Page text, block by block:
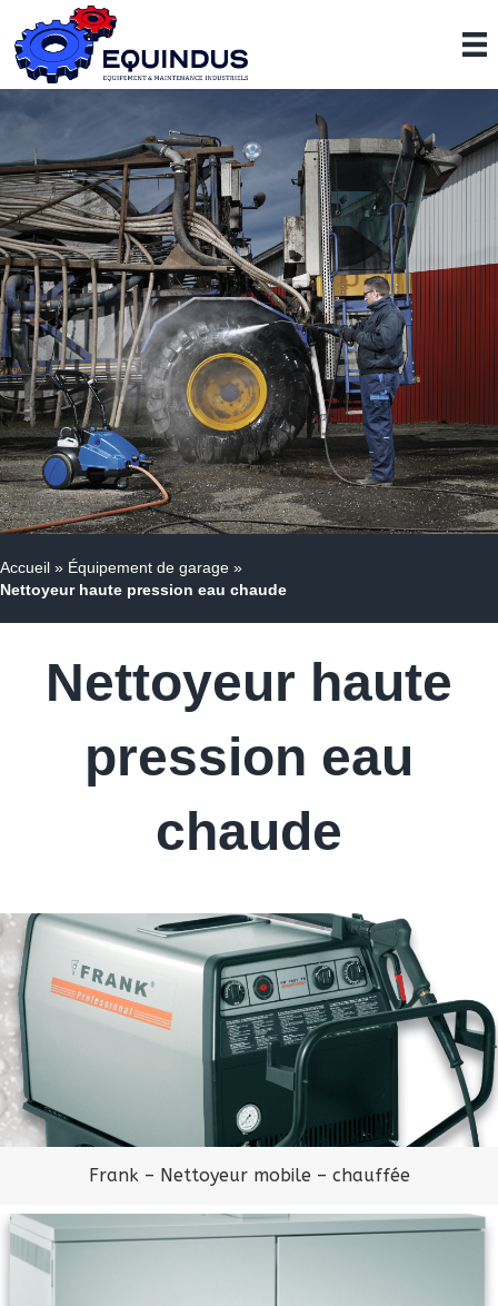
Accueil » Équipement de garage »
Nettoyeur haute pression eau chaude
Nettoyeur haute
pression eau
chaude
Frank – Nettoyeur mobile – chauffée